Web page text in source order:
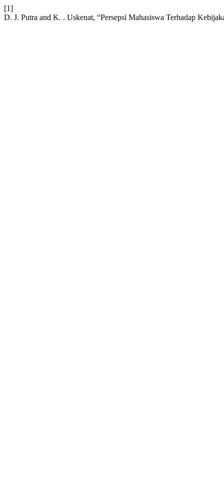
[1]
D. J. Putra and K. . Uskenat, “Persepsi Mahasiswa Terhadap